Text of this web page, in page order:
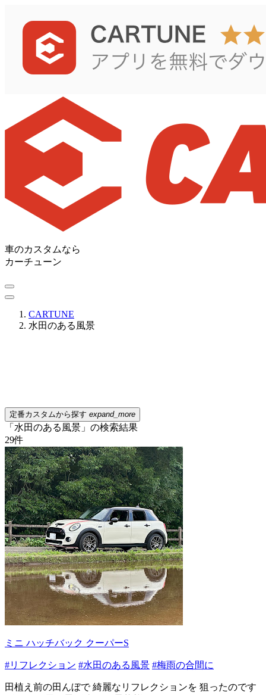
車のカスタムなら
カーチューン
CARTUNE
水田のある風景
定番カスタムから探す expand_more
「水田のある風景」の検索結果
29件
ミニ ハッチバック クーパーS
#リフレクション #水田のある風景 #梅雨の合間に
田植え前の田んぼで 綺麗なリフレクションを 狙ったのです